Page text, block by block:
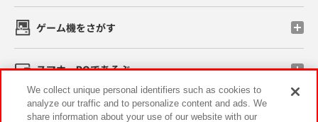
ゲーム機をさがす
スマホ・PCであそぶ
イベント・キャンペーン
We collect unique personal identifiers such as cookies to
analyze our traffic and to personalize content and ads. We
share information about your use of our website with our